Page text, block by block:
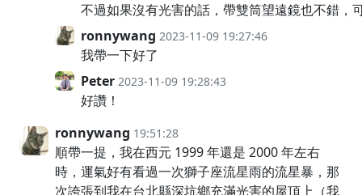
不過如果沒有光害的話，帶雙筒望遠鏡也不錯，
ronnywang 2023-11-09 19:27:46
我帶一下好了
Peter 2023-11-09 19:28:43
好讚！
ronnywang 19:51:28
順帶一提，我在西元 1999 年還是 2000 年左右
時，運氣好有看過一次獅子座流星雨的流星暴，那
次誇張到我在台北縣深坑鄉充滿光害的屋頂上（我